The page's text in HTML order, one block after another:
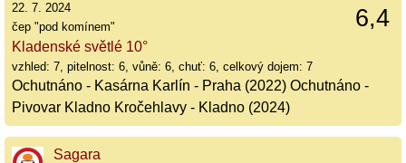
6,4
22. 7. 2024
čep "pod komínem"
Kladenské světlé 10°
vzhled: 7, pitelnost: 6, vůně: 6, chuť: 6, celkový dojem: 7
Ochutnáno - Kasárna Karlín - Praha (2022) Ochutnáno -
Pivovar Kladno Kročehlavy - Kladno (2024)
Sagara